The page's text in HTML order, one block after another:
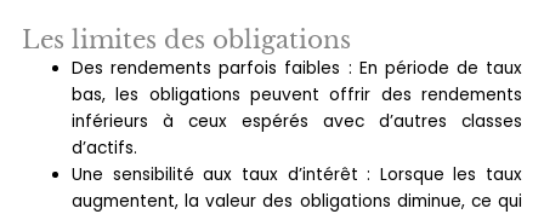
Les limites des obligations
Des rendements parfois faibles : En période de taux
bas, les obligations peuvent offrir des rendements
inférieurs à ceux espérés avec d’autres classes
d’actifs.
Une sensibilité aux taux d’intérêt : Lorsque les taux
augmentent, la valeur des obligations diminue, ce qui